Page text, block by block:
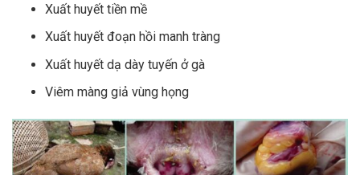
Xuất huyết tiền mề
Xuất huyết đoạn hồi manh tràng
Xuất huyết dạ dày tuyến ở gà
Viêm màng giả vùng họng